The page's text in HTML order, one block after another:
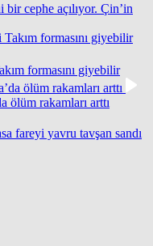
cephe açılıyor. Çin’in
formasını giyebilir
ölüm rakamları arttı
fareyi yavru tavşan sandı